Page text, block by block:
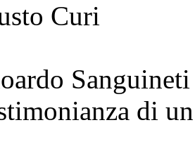
Curi
Sanguineti
di